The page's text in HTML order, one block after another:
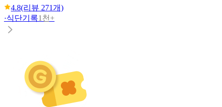
4.8(리뷰 271개)
·식단기록1천+